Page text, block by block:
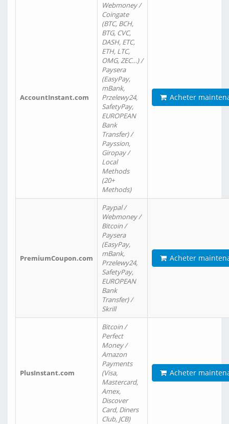
AccountInstant.com
Webmoney /
Coingate
(BTC, BCH,
BTG, CVC,
DASH, ETC,
ETH, LTC,
OMG, ZEC…) /
Paysera
(EasyPay,
mBank,
Przelewy24,
SafetyPay,
EUROPEAN
Bank
Transfer) /
Payssion,
Giropay /
Local
Methods
(20+
Methods)
Acheter
PremiumCoupon.com
Paypal /
Webmoney /
Bitcoin /
Paysera
(EasyPay,
mBank,
Przelewy24,
SafetyPay,
EUROPEAN
Bank
Transfer) /
Skrill
Acheter
PlusInstant.com
Bitcoin /
Perfect
Money /
Amazon
Payments
(Visa,
Mastercard,
Amex,
Discover
Card, Diners
Club, JCB)
Acheter